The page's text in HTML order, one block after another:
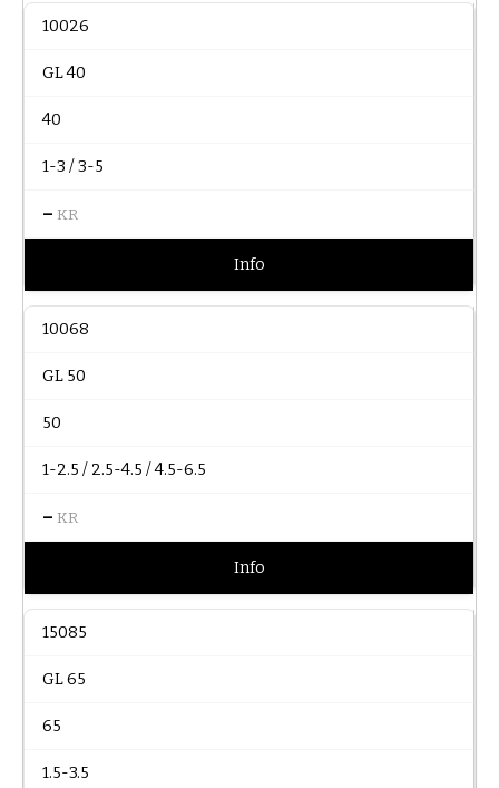
10026
GL 40
40
1-3 / 3-5
– KR
Info
10068
GL 50
50
1-2.5 / 2.5-4.5 / 4.5-6.5
– KR
Info
15085
GL 65
65
1.5-3.5